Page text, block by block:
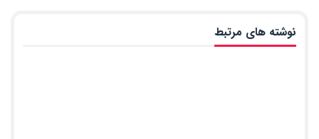
نوشته های مرتبط